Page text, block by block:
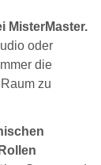
MisterMaster.
oder
die
zu